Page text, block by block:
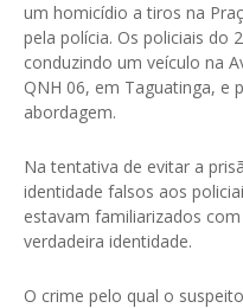
um homicídio a tiros na
pela polícia. Os policiais do
conduzindo um veículo na
QNH 06, em Taguatinga, e
abordagem.
Na tentativa de evitar a
identidade falsos aos
estavam familiarizados
verdadeira identidade.
O crime pelo qual o